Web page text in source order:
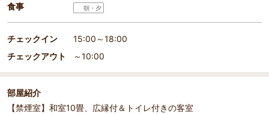
食事 朝・夕
チェックイン
15:00～18:00
チェックアウト
～10:00
部屋紹介
【禁煙室】和室10畳、広縁付＆トイレ付きの客室